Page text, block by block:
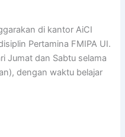
di kantor AiCI
Pertamina FMIPA UI.
Jumat dan Sabtu selama
dengan waktu belajar